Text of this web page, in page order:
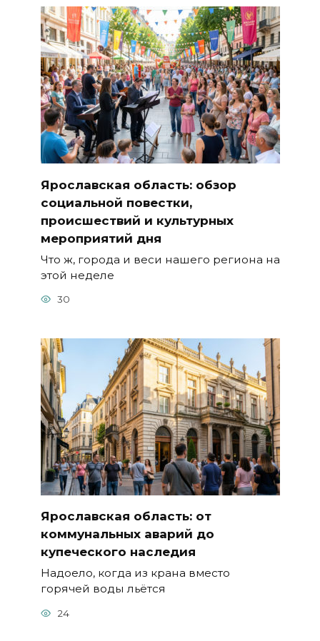
Ярославская область: обзор
социальной повестки,
происшествий и культурных
мероприятий дня
Что ж, города и веси нашего региона на
этой неделе
30
Ярославская область: от
коммунальных аварий до
купеческого наследия
Надоело, когда из крана вместо
горячей воды льётся
24